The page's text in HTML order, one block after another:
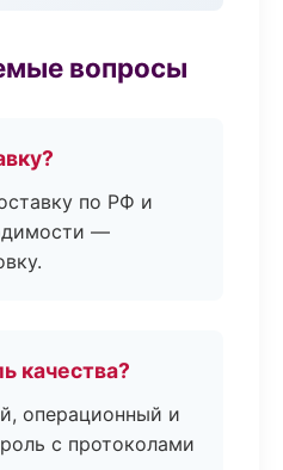
вопросы
по РФ и
—
качества?
операционный и
с протоколами